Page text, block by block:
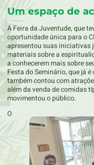
Um espaço de
A Feira da Juventude, que
oportunidade única para o
apresentou suas iniciativas
materiais sobre a
a conhecerem mais sobre
Festa do Seminário, que já
também contou com
além da venda de comidas
movimentou o público.
O